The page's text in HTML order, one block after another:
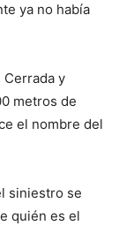
ya no había
y
metros de
el nombre del
siniestro se
quién es el